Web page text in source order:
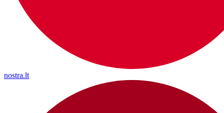
nostra.lt